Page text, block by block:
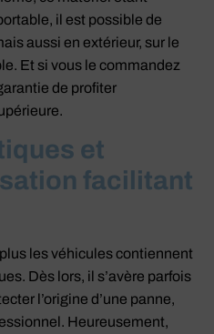
il est possible de
aussi en extérieur, sur le
Et si vous le commandez
de profiter
et
facilitant
les véhicules contiennent
Dès lors, il s’avère parfois
l’origine d’une panne,
Heureusement,